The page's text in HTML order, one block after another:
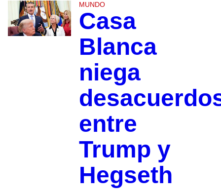
MUNDO
Casa
Blanca
niega
entre
Trump y
Hegseth